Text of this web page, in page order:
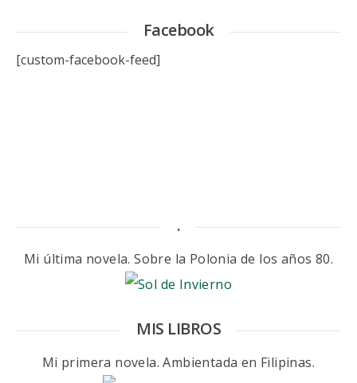
Facebook
[custom-facebook-feed]
.
Mi última novela. Sobre la Polonia de los años 80.
MIS LIBROS
Mi primera novela. Ambientada en Filipinas.